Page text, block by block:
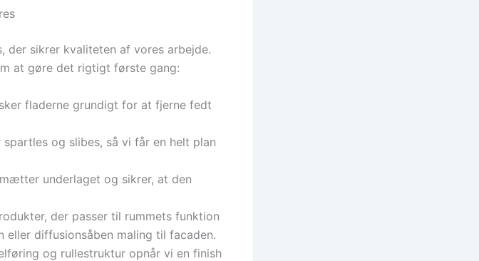
der sikrer kvaliteten af vores arbejde.
at gøre det rigtigt første gang:
fladerne grundigt for at fjerne fedt
spartles og slibes, så vi får en helt plan
underlaget og sikrer, at den
der passer til rummets funktion
eller diffusionsåben maling til facaden.
og rullestruktur opnår vi en finish